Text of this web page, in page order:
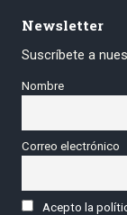
Newsletter
Suscríbete a
Nombre
Correo electrónico
Acepto la